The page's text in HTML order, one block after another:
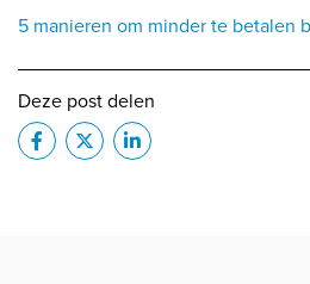
5 manieren om minder te betalen
Deze post delen